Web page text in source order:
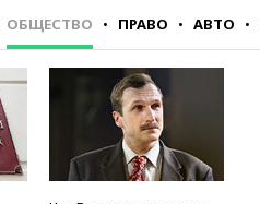
ОБЩЕСТВО ПРАВО АВТО